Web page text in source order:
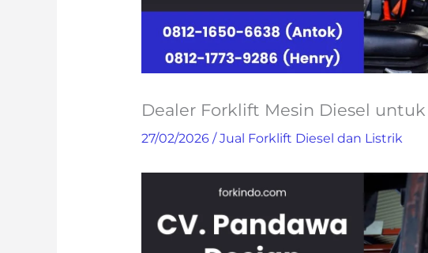
Dealer Forklift Mesin Diesel
27/02/2026 /Jual Forklift Diesel dan Listrik